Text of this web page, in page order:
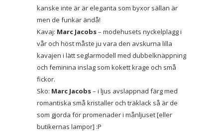
kanske inte är är eleganta som byxor sällan är
men de funkar ändå!
Kavaj: Marc Jacobs– modehusets nyckelplagg i
vår och höst måste ju vara den avskurna lilla
kavajen i lätt seglarmodell med dubbelknäppning
och feminina inslag som kokett krage och små
fickor.
Sko: Marc Jacobs– i ljus avslappnad färg med
romantiska små kristaller och träklack så är de
som gjorda för promenader i månljuset [eller
butikernas lampor] :P